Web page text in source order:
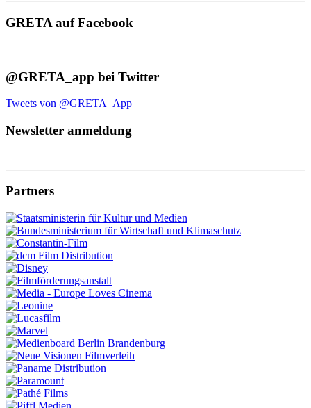
GRETA auf Facebook
@GRETA_app bei Twitter
Tweets von @GRETA_App
Newsletter anmeldung
Partners